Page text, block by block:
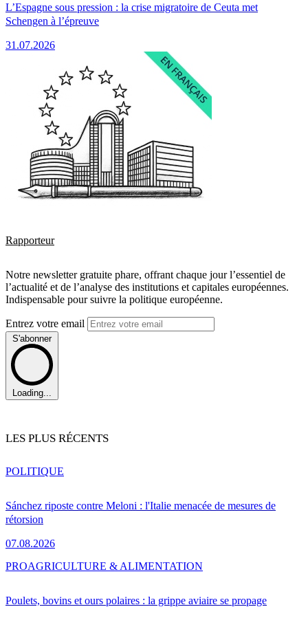
L’Espagne sous pression : la crise migratoire de Ceuta met
Schengen à l’épreuve
31.07.2026
Rapporteur
Notre newsletter gratuite phare, offrant chaque jour l’essentiel de
l’actualité et de l’analyse des institutions et capitales européennes.
Indispensable pour suivre la politique européenne.
Entrez votre email
S'abonner
Loading...
LES PLUS RÉCENTS
Sánchez riposte contre Meloni : l'Italie menacée de mesures de
rétorsion
07.08.2026
POLITIQUE
Poulets, bovins et ours polaires : la grippe aviaire se propage
PROAGRICULTURE & ALIMENTATION